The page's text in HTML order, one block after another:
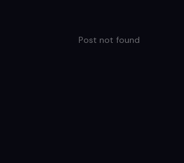
Post not found